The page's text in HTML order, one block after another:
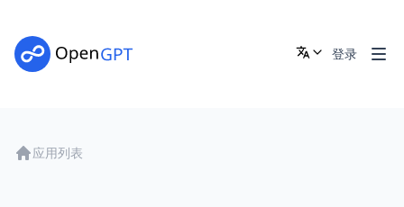
登录
应用列表